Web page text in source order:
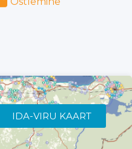
IDA-VIRU KAART